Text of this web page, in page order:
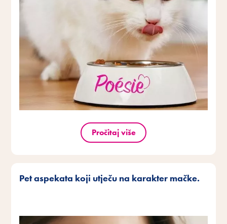
Pročitaj više
Pet aspekata koji utječu na karakter mačke.